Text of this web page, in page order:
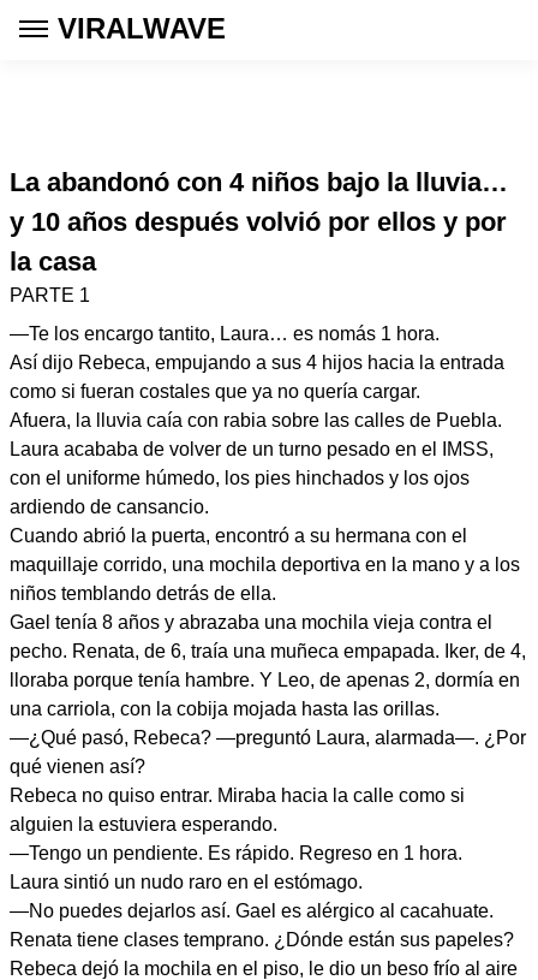
VIRALWAVE
La abandonó con 4 niños bajo la lluvia…
y 10 años después volvió por ellos y por
la casa
PARTE 1
—Te los encargo tantito, Laura… es nomás 1 hora.
Así dijo Rebeca, empujando a sus 4 hijos hacia la entrada
como si fueran costales que ya no quería cargar.
Afuera, la lluvia caía con rabia sobre las calles de Puebla.
Laura acababa de volver de un turno pesado en el IMSS,
con el uniforme húmedo, los pies hinchados y los ojos
ardiendo de cansancio.
Cuando abrió la puerta, encontró a su hermana con el
maquillaje corrido, una mochila deportiva en la mano y a los
niños temblando detrás de ella.
Gael tenía 8 años y abrazaba una mochila vieja contra el
pecho. Renata, de 6, traía una muñeca empapada. Iker, de 4,
lloraba porque tenía hambre. Y Leo, de apenas 2, dormía en
una carriola, con la cobija mojada hasta las orillas.
—¿Qué pasó, Rebeca? —preguntó Laura, alarmada—. ¿Por
qué vienen así?
Rebeca no quiso entrar. Miraba hacia la calle como si
alguien la estuviera esperando.
—Tengo un pendiente. Es rápido. Regreso en 1 hora.
Laura sintió un nudo raro en el estómago.
—No puedes dejarlos así. Gael es alérgico al cacahuate.
Renata tiene clases temprano. ¿Dónde están sus papeles?
Rebeca dejó la mochila en el piso, le dio un beso frío al aire